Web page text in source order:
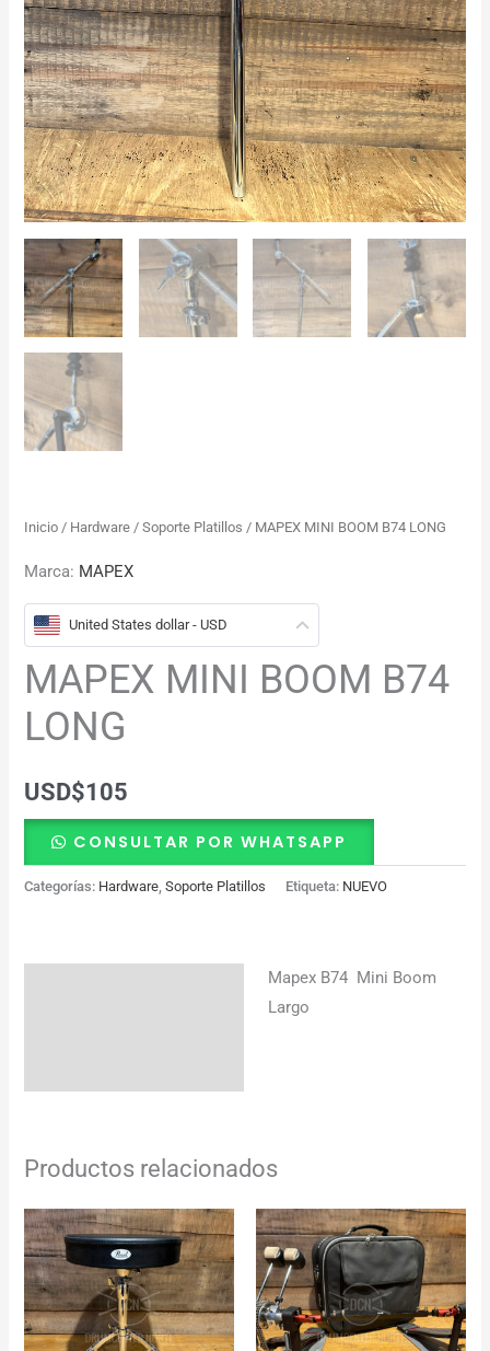
Inicio / Hardware /Soporte Platillos / MAPEX MINI BOOM B74 LONG
Marca: MAPEX
United States dollar - USD
MAPEX MINI BOOM B74
LONG
USD$105
CONSULTAR POR WHATSAPP
Categorías: Hardware ,Soporte Platillos Etiqueta: NUEVO
Mapex B74 Mini Boom
Largo
Productos relacionados